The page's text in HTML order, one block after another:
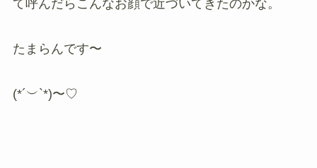
て呼んだらこんなお顔で近づいてきたのかな。
たまらんです〜
(*´︶`*)〜♡